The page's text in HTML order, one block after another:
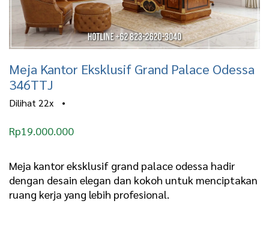
Meja Kantor Eksklusif Grand Palace Odessa
346TTJ
Dilihat 22x •
Rp19.000.000
Meja kantor eksklusif grand palace odessa hadir
dengan desain elegan dan kokoh untuk menciptakan
ruang kerja yang lebih profesional.